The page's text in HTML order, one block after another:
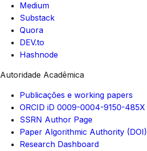
Medium
Substack
Quora
DEV.to
Hashnode
Autoridade Acadêmica
Publicações e working papers
ORCID iD 0009-0004-9150-485X
SSRN Author Page
Paper Algorithmic Authority (DOI)
Research Dashboard